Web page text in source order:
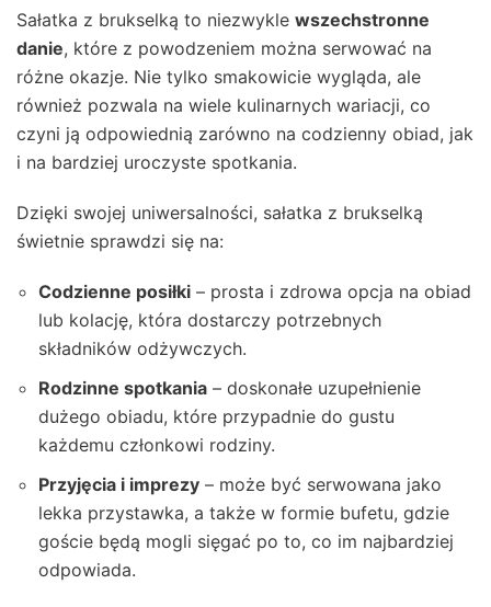
Sałatka z brukselką to niezwykle wszechstronne
danie, które z powodzeniem można serwować na
różne okazje. Nie tylko smakowicie wygląda, ale
również pozwala na wiele kulinarnych wariacji, co
czyni ją odpowiednią zarówno na codzienny obiad, jak
i na bardziej uroczyste spotkania.
Dzięki swojej uniwersalności, sałatka z brukselką
świetnie sprawdzi się na:
Codzienne posiłki – prosta i zdrowa opcja na obiad
lub kolację, która dostarczy potrzebnych
składników odżywczych.
Rodzinne spotkania – doskonałe uzupełnienie
dużego obiadu, które przypadnie do gustu
każdemu członkowi rodziny.
Przyjęcia i imprezy – może być serwowana jako
lekka przystawka, a także w formie bufetu, gdzie
goście będą mogli sięgać po to, co im najbardziej
odpowiada.